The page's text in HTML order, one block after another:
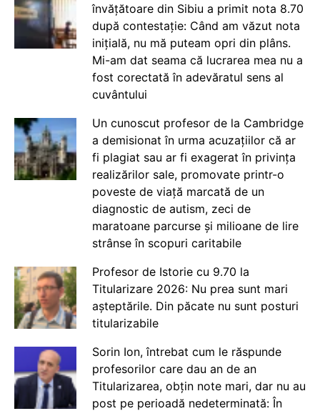
învățătoare din Sibiu a primit nota 8.70
după contestație: Când am văzut nota
inițială, nu mă puteam opri din plâns.
Mi-am dat seama că lucrarea mea nu a
fost corectată în adevăratul sens al
cuvântului
Un cunoscut profesor de la Cambridge
a demisionat în urma acuzațiilor că ar
fi plagiat sau ar fi exagerat în privința
realizărilor sale, promovate printr-o
poveste de viață marcată de un
diagnostic de autism, zeci de
maratoane parcurse și milioane de lire
strânse în scopuri caritabile
Profesor de Istorie cu 9.70 la
Titularizare 2026: Nu prea sunt mari
așteptările. Din păcate nu sunt posturi
titularizabile
Sorin Ion, întrebat cum le răspunde
profesorilor care dau an de an
Titularizarea, obțin note mari, dar nu au
post pe perioadă nedeterminată: În